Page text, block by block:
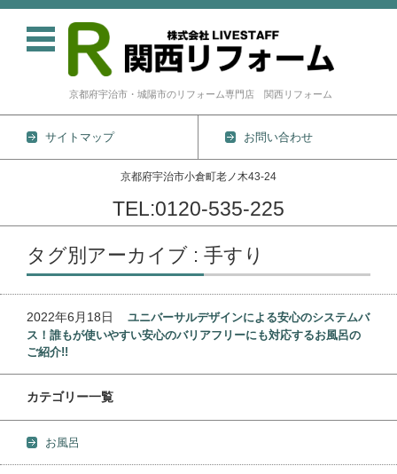
京都府宇治市・城陽市のリフォーム専門店 関西リフォーム
サイトマップ お問い合わせ
京都府宇治市小倉町老ノ木43-24
TEL:0120-535-225
コンテンツに移動
タグ別アーカイブ : 手すり
2022年6月18日 ユニバーサルデザインによる安心のシステムバ
ス！誰もが使いやすい安心のバリアフリーにも対応するお風呂の
ご紹介!!
カテゴリー一覧
お風呂